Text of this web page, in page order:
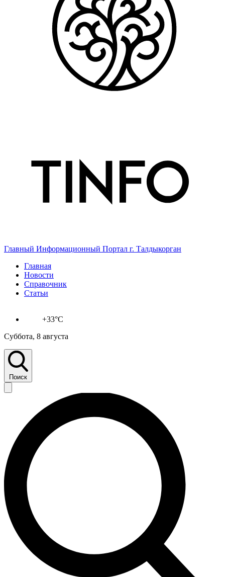
Главный Информационный Портал г. Талдыкорган
Главная
Новости
Справочник
Статьи
+33°C
Суббота, 8 августа
Поиск